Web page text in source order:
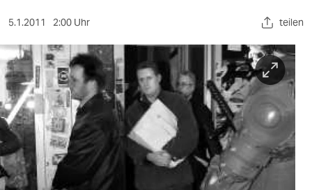
sport
berlin
nord
wahrheit
verlag
5.1.2011 2:00 Uhr teilen